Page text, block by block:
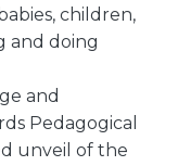
children,
and doing
and
Pedagogical
unveil of the